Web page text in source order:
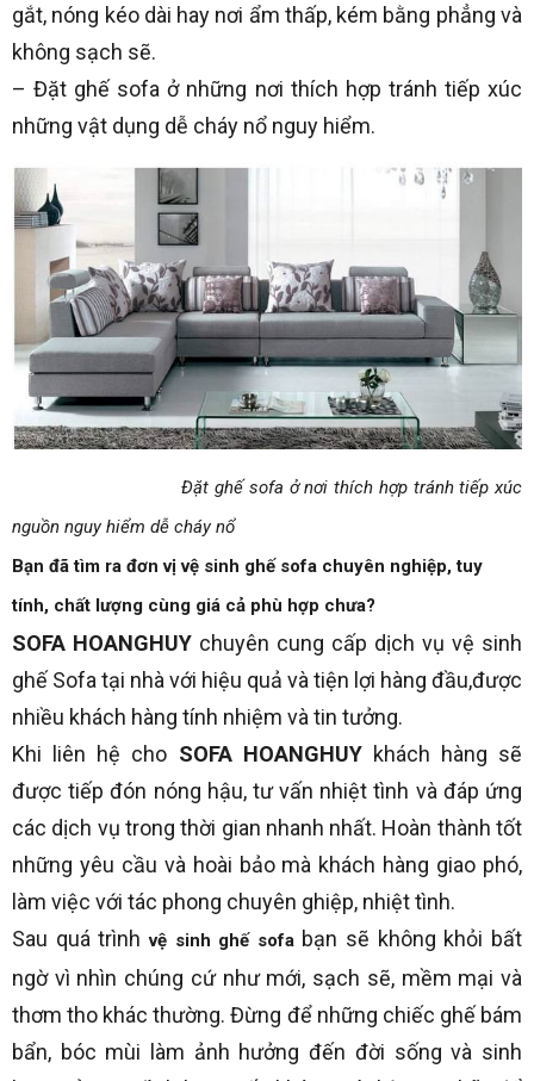
gắt, nóng kéo dài hay nơi ẩm thấp, kém bằng phẳng và
không sạch sẽ.
– Đặt ghế sofa ở những nơi thích hợp tránh tiếp xúc
những vật dụng dễ cháy nổ nguy hiểm.
Đặt ghế sofa ở nơi thích hợp tránh tiếp xúc
nguồn nguy hiểm dễ cháy nổ
Bạn đã tìm ra đơn vị vệ sinh ghế sofa chuyên nghiệp, tuy
tính, chất lượng cùng giá cả phù hợp chưa?
SOFA HOANGHUY chuyên cung cấp dịch vụ vệ sinh
ghế Sofa tại nhà với hiệu quả và tiện lợi hàng đầu,được
nhiều khách hàng tính nhiệm và tin tưởng.
Khi liên hệ cho SOFA HOANGHUYkhách hàng sẽ
được tiếp đón nóng hậu, tư vấn nhiệt tình và đáp ứng
các dịch vụ trong thời gian nhanh nhất. Hoàn thành tốt
những yêu cầu và hoài bảo mà khách hàng giao phó,
làm việc với tác phong chuyên ghiệp, nhiệt tình.
Sau quá trìnhvệ sinh ghế sofabạn sẽ không khỏi bất
ngờ vì nhìn chúng cứ như mới, sạch sẽ, mềm mại và
thơm tho khác thường. Đừng để những chiếc ghế bám
bẩn, bóc mùi làm ảnh hưởng đến đời sống và sinh